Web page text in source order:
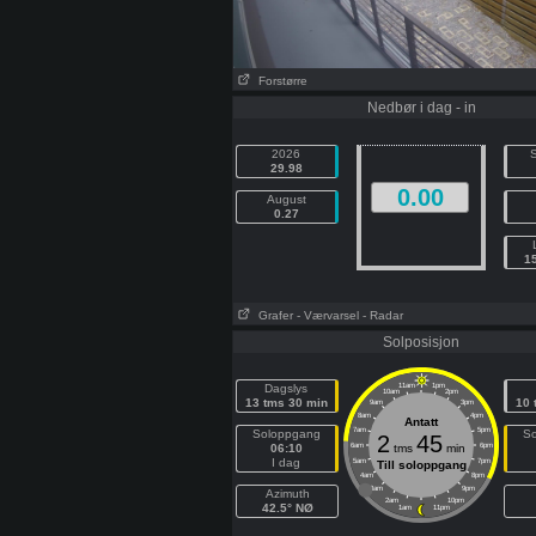
Forstørre
Nedbør i dag - in
2026
29.98
August
0.27
0.00
Grafer - Værvarsel - Radar
Solposisjon
Dagslys
13 tms 30 min
Soloppgang
06:10
I dag
Azimuth
42.5° NØ
11am 1pm
10am 2pm
9am 3pm
8am 4pm
7am 5pm
6am 6pm
5am 7pm
4am 8pm
3am 9pm
2am 10pm
1am 11pm
Antatt
2 tms 45 min
Till soloppgang
10